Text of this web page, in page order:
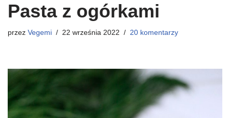
Pasta z ogórkami
przez Vegemi 22 września 2022 20 komentarzy